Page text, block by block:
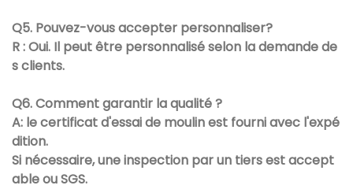
Q5. Pouvez-vous accepter personnaliser?
R : Oui. Il peut être personnalisé selon la demande de
s clients.
Q6. Comment garantir la qualité ?
A: le certificat d'essai de moulin est fourni avec l'expé
dition.
Si nécessaire, une inspection par un tiers est accept
able ou SGS.